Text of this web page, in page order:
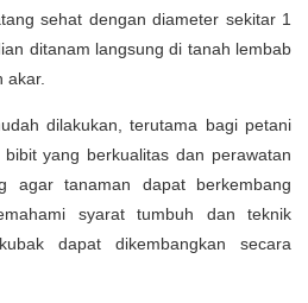
sehat dengan diameter sekitar 1
ditanam langsung di tanah lembab
akar.
dilakukan, terutama bagi petani
yang berkualitas dan perawatan
agar tanaman dapat berkembang
syarat tumbuh dan teknik
dapat dikembangkan secara